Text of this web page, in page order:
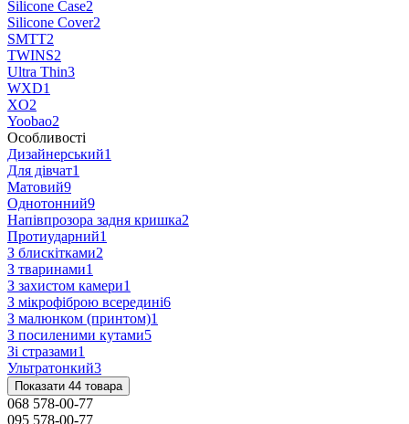
Silicone Case2
Silicone Cover2
SMTT2
TWINS2
Ultra Thin3
WXD1
XO2
Yoobao2
Особливості
Дизайнерський1
Для дівчат1
Матовий9
Однотонний9
Напівпрозора задня кришка2
Протиударний1
З блискітками2
З тваринами1
З захистом камери1
З мікрофіброю всередині6
З малюнком (принтом)1
З посиленими кутами5
Зі стразами1
Ультратонкий3
Показати 44 товара
068 578-00-77
095 578-00-77